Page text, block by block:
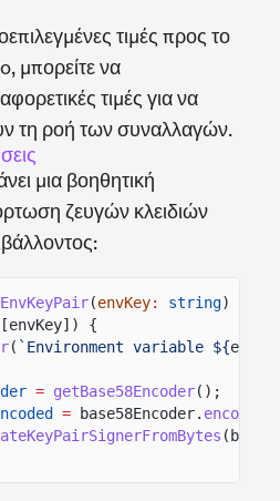
τιμές προς το
μπορείτε να
τιμές για να
τη ροή των συναλλαγών.
μια βοηθητική
ζευγών κλειδιών
(envKey: string) {
{
( `Environment variable ${
= getBase58Encoder();
= base58Encoder. encode